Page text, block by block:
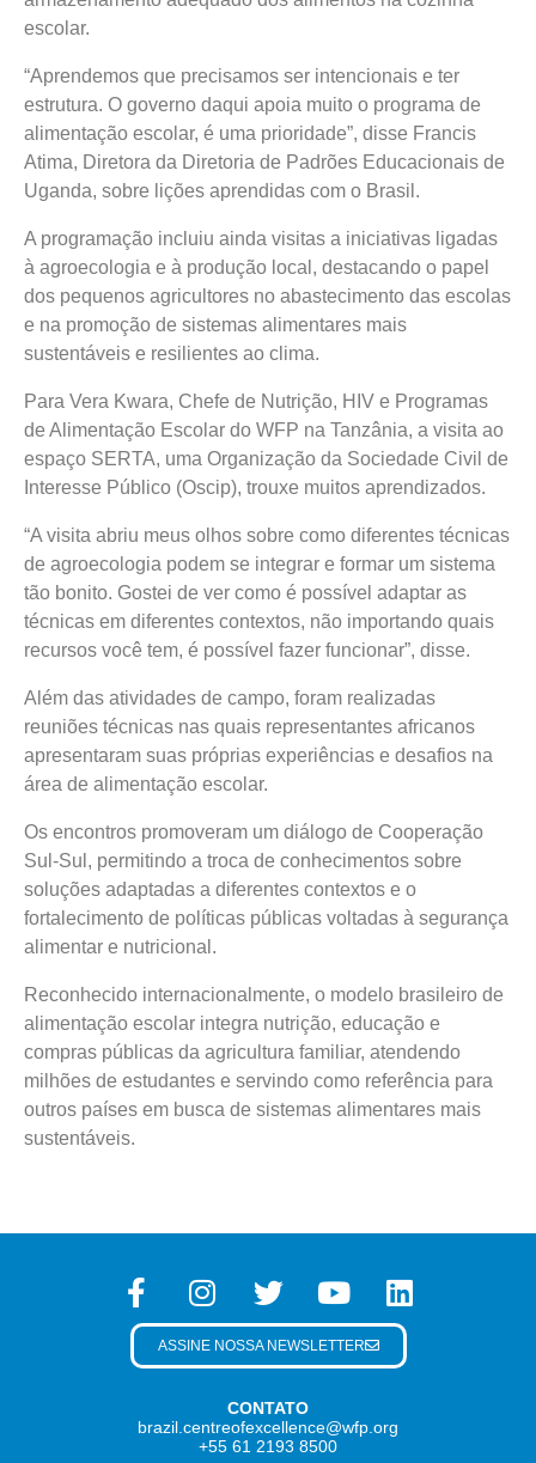
escolar.
“Aprendemos que precisamos ser intencionais e ter
estrutura. O governo daqui apoia muito o programa de
alimentação escolar, é uma prioridade”, disse Francis
Atima, Diretora da Diretoria de Padrões Educacionais de
Uganda, sobre lições aprendidas com o Brasil.
A programação incluiu ainda visitas a iniciativas ligadas
à agroecologia e à produção local, destacando o papel
dos pequenos agricultores no abastecimento das escolas
e na promoção de sistemas alimentares mais
sustentáveis e resilientes ao clima.
Para Vera Kwara, Chefe de Nutrição, HIV e Programas
de Alimentação Escolar do WFP na Tanzânia, a visita ao
espaço SERTA, uma Organização da Sociedade Civil de
Interesse Público (Oscip), trouxe muitos aprendizados.
“A visita abriu meus olhos sobre como diferentes técnicas
de agroecologia podem se integrar e formar um sistema
tão bonito. Gostei de ver como é possível adaptar as
técnicas em diferentes contextos, não importando quais
recursos você tem, é possível fazer funcionar”, disse.
Além das atividades de campo, foram realizadas
reuniões técnicas nas quais representantes africanos
apresentaram suas próprias experiências e desafios na
área de alimentação escolar.
Os encontros promoveram um diálogo de Cooperação
Sul-Sul, permitindo a troca de conhecimentos sobre
soluções adaptadas a diferentes contextos e o
fortalecimento de políticas públicas voltadas à segurança
alimentar e nutricional.
Reconhecido internacionalmente, o modelo brasileiro de
alimentação escolar integra nutrição, educação e
compras públicas da agricultura familiar, atendendo
milhões de estudantes e servindo como referência para
outros países em busca de sistemas alimentares mais
sustentáveis.
CONTATO
brazil.centreofexcellence@wfp.org
+55 61 2193 8500
ASSINE NOSSA NEWSLETTER